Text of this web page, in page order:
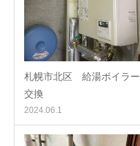
札幌市北区 給湯ボイラー
交換
2024.06.1